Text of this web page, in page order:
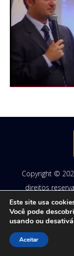
Copyright ©
direitos
Este site usa
Você pode
usando ou
Aceitar